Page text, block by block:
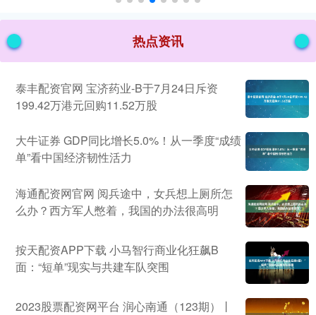
热点资讯
泰丰配资官网 宝济药业-B于7月24日斥资
199.42万港元回购11.52万股
大牛证券 GDP同比增长5.0%！从一季度“成绩
单”看中国经济韧性活力
海通配资网官网 阅兵途中，女兵想上厕所怎
么办？西方军人憋着，我国的办法很高明
按天配资APP下载 小马智行商业化狂飙B
面：“短单”现实与共建车队突围
2023股票配资网平台 润心南通（123期）丨